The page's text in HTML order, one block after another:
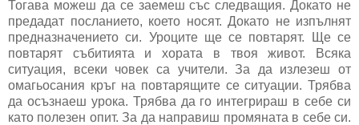
Тогава можеш да се заемеш със следващия. Докато не
предадат посланието, което носят. Докато не изпълнят
предназначението си. Уроците ще се повтарят. Ще се
повтарят събитията и хората в твоя живот. Всяка
ситуация, всеки човек са учители. За да излезеш от
омагьосания кръг на повтарящите се ситуации. Трябва
да осъзнаеш урока. Трябва да го интегрираш в себе си
като полезен опит. За да направиш промяната в себе си.